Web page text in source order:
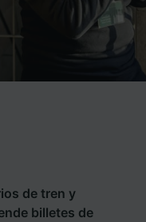
de tren y
billetes de